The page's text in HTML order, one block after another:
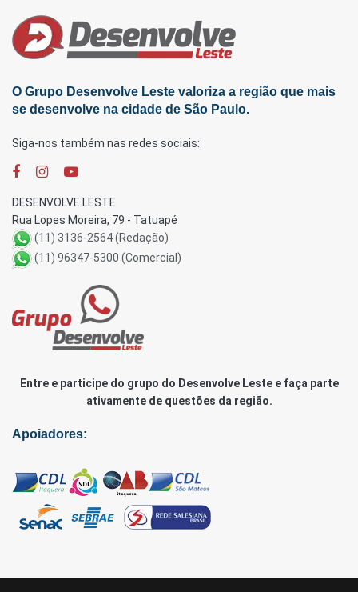
O Grupo Desenvolve Leste valoriza a região que mais
se desenvolve na cidade de São Paulo.
Siga-nos também nas redes sociais:
DESENVOLVE LESTE
Rua Lopes Moreira, 79 - Tatuapé
(11) 3136-2564 (Redação)
(11) 96347-5300 (Comercial)
Entre e participe do grupo do Desenvolve Leste e faça parte
ativamente de questões da região.
Apoiadores: